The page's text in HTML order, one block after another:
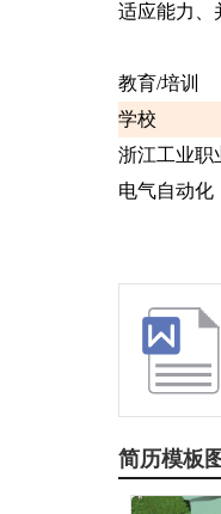
适应能力、
教育/培训
学校
浙江工业职
电气自动化
简历模板